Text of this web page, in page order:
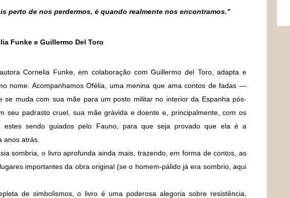
perto de nos perdermos, é quando realmente nos encontramos.”
Funke e Guillermo Del Toro
Cornelia Funke, em colaboração com Guillermo del Toro, adapta e
nome. Acompanhamos Ofélia, uma menina que ama contos de fadas —
muda com sua mãe para um posto militar no interior da Espanha pós-
seu padrasto cruel, sua mãe grávida e doente e, principalmente, com os
estes sendo guiados pelo Fauno, para que seja provado que ela é a
anos atrás.
sombria, o livro aprofunda ainda mais, trazendo, em forma de contos, as
importantes da obra original (se o homem-pálido já era sombrio, aqui
de simbolismos, o livro é uma poderosa alegoria sobre resistência,